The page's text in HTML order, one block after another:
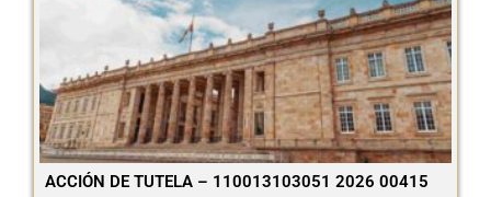
ACCIÓN DE TUTELA – 110013103051 2026 00415